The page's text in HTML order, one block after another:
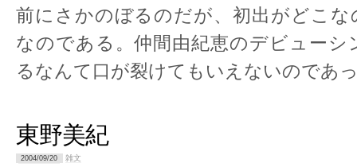
前にさかのぼるのだが、初出がどこな
なのである。仲間由紀恵のデビューシ
るなんて口が裂けてもいえないのであ
東野美紀
2004/09/20 雑文